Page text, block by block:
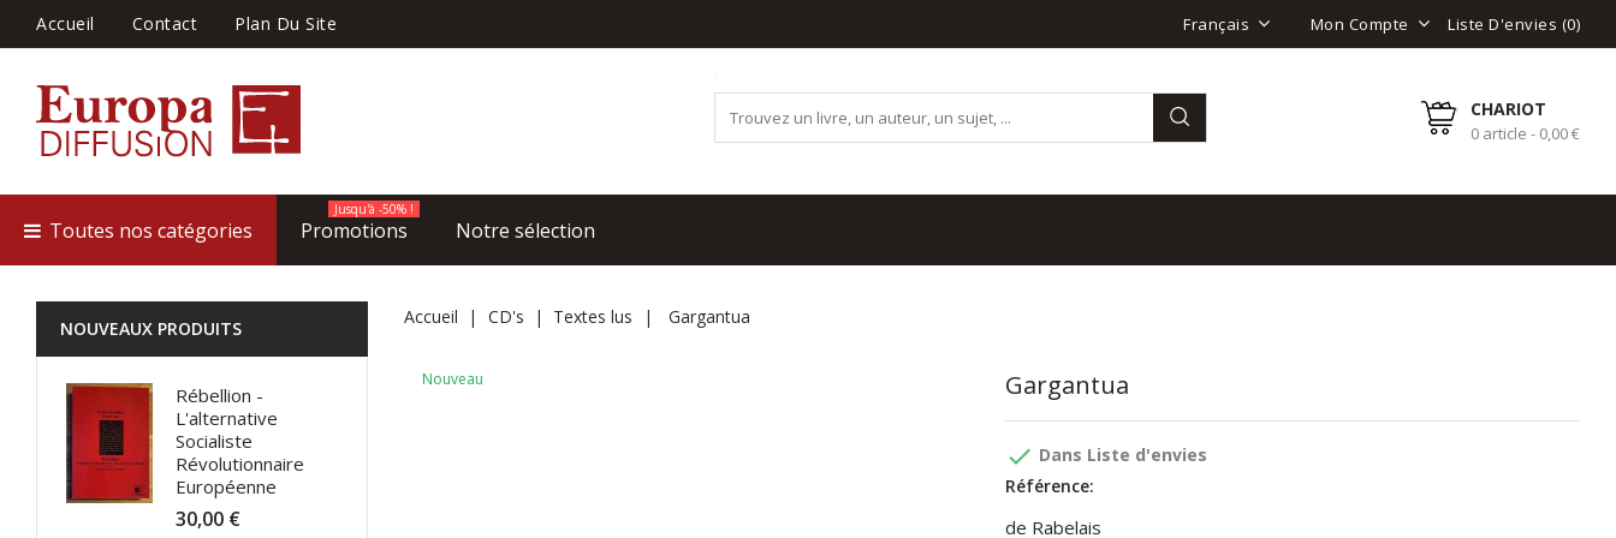
Accueil Contact Plan Du Site Français Mon Compte Liste D'envies (0)
CHARIOT
0 article - 0,00 €
Toutes nos catégories Promotions
Jusqu'à -50% !
Notre sélection
NOUVEAUX PRODUITS
Rébellion -
L'alternative
Socialiste
Révolutionnaire
Européenne
30,00 €
Accueil CD's Textes lus Gargantua
Nouveau Gargantua
done Dans Liste d'envies
Référence:
de Rabelais